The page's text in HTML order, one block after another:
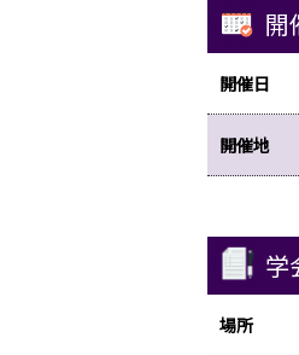
開
開催日
開催地
学
場所